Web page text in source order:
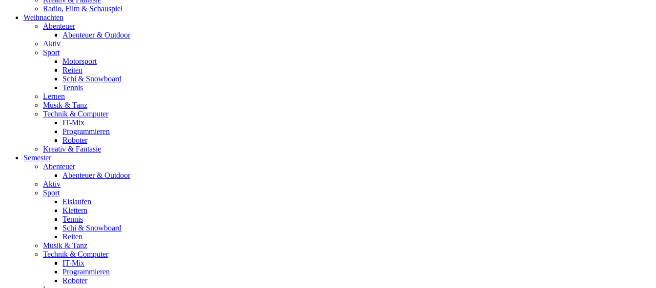
Radio, Film & Schauspiel
Weihnachten
Abenteuer
Abenteuer & Outdoor
Aktiv
Sport
Motorsport
Reiten
Schi & Snowboard
Tennis
Lernen
Musik & Tanz
Technik & Computer
IT-Mix
Programmieren
Roboter
Kreativ & Fantasie
Semester
Abenteuer
Abenteuer & Outdoor
Aktiv
Sport
Eislaufen
Klettern
Tennis
Schi & Snowboard
Reiten
Musik & Tanz
Technik & Computer
IT-Mix
Programmieren
Roboter